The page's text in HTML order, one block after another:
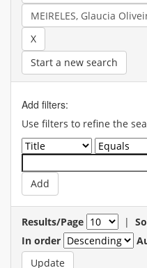
Start a new search
Add filters:
Use filters to refine the
Results/Page |
In order